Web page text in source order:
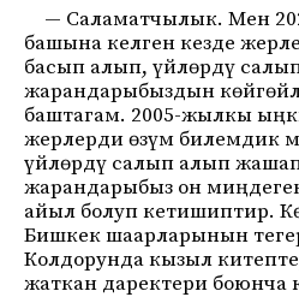
— Саламатчылык. Мен
башына келген кезде
басып алып, үйлөрдү
жарандарыбыздын
баштагам. 2005-жылкы
жерлерди өзүм билемдик
үйлөрдү салып алып
жарандарыбыз он
айыл болуп кетишиптир.
Бишкек шаарларынын
Колдорунда кызыл
жаткан даректери боюнча